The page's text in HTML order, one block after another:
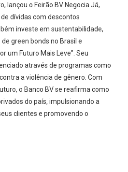
lançou o Feirão BV Negocia Já,
dívidas com descontos
investe em sustentabilidade,
green bonds no Brasil e
um Futuro Mais Leve”. Seu
através de programas como
a violência de gênero. Com
o Banco BV se reafirma como
do país, impulsionando a
clientes e promovendo o